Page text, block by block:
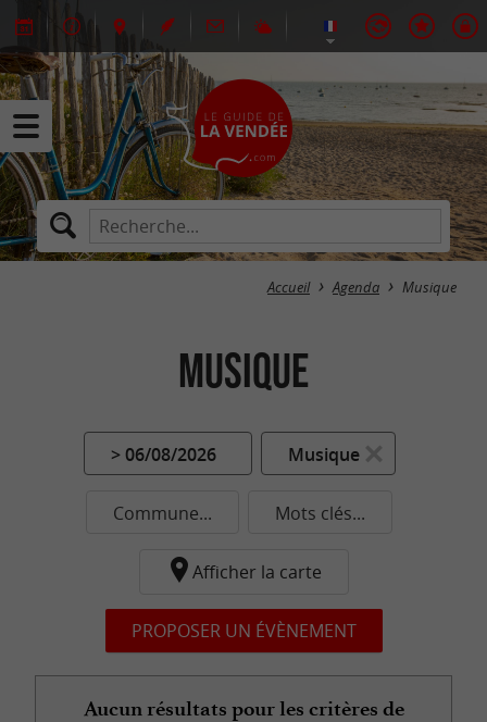
Accueil Agenda Musique
Musique
> 06/08/2026 Musique
Commune... Mots clés...
Afficher la carte
PROPOSER UN ÉVÈNEMENT
Aucun résultats pour les critères de